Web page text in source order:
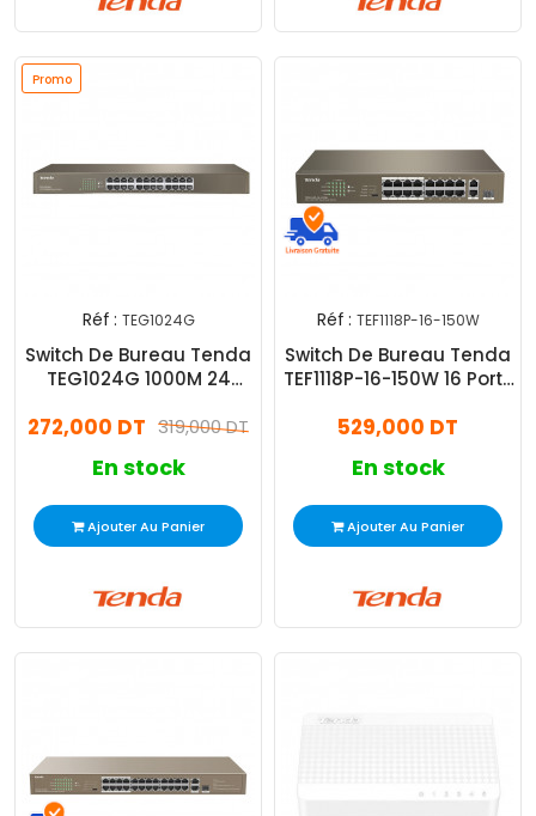
Promo
Réf : TEG1024G
Switch De Bureau Tenda
TEG1024G 1000M 24
Noir 319,000 DT
272,000 DT
En stock
Ajouter Au Panier
Réf : TEF1118P-16-150W
Switch De Bureau Tenda
TEF1118P-16-150W 16 Ports
529,000 DT
En stock
Ajouter Au Panier